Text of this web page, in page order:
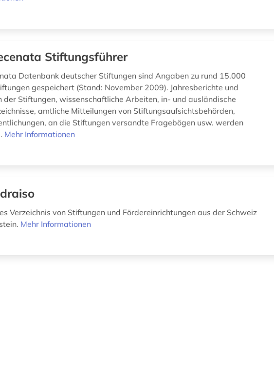
Stiftungsführer
Datenbank deutscher Stiftungen sind Angaben zu rund 15.000
gespeichert (Stand: November 2009). Jahresberichte und
der Stiftungen, wissenschaftliche Arbeiten, in- und ausländische
amtliche Mitteilungen von Stiftungsaufsichtsbehörden,
an die Stiftungen versandte Fragebögen usw. werden
Mehr Informationen
Verzeichnis von Stiftungen und Fördereinrichtungen aus der Schweiz
Mehr Informationen